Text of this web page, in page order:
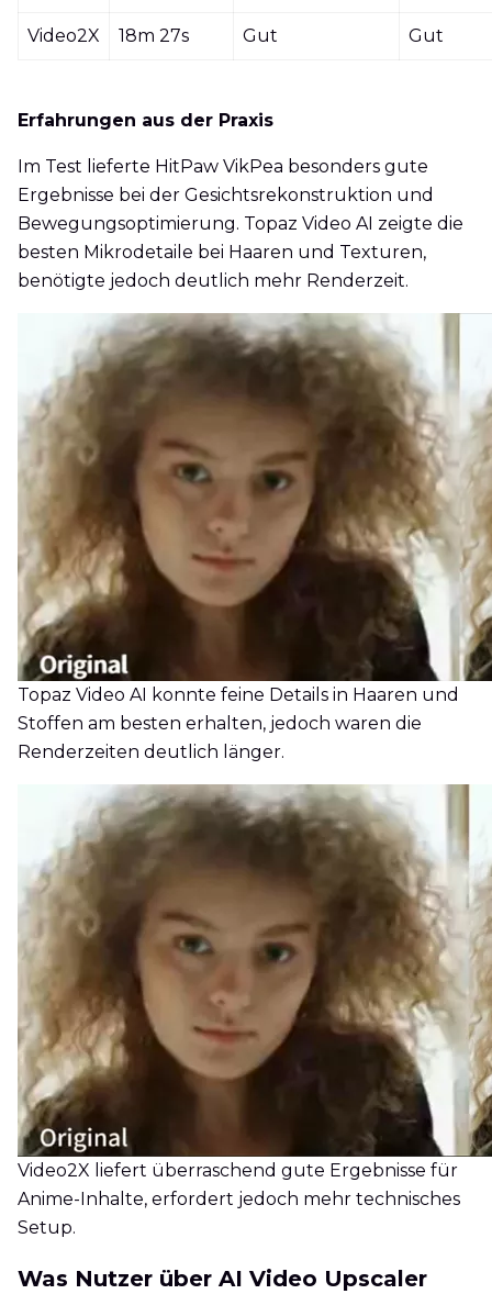
Video2X 18m 27s Gut Gut
Erfahrungen aus der Praxis
Im Test lieferte HitPaw VikPea besonders gute
Ergebnisse bei der Gesichtsrekonstruktion und
Bewegungsoptimierung. Topaz Video AI zeigte die
besten Mikrodetaile bei Haaren und Texturen,
benötigte jedoch deutlich mehr Renderzeit.
Topaz Video AI konnte feine Details in Haaren und
Stoffen am besten erhalten, jedoch waren die
Renderzeiten deutlich länger.
Video2X liefert überraschend gute Ergebnisse für
Anime-Inhalte, erfordert jedoch mehr technisches
Setup.
Was Nutzer über AI Video Upscaler